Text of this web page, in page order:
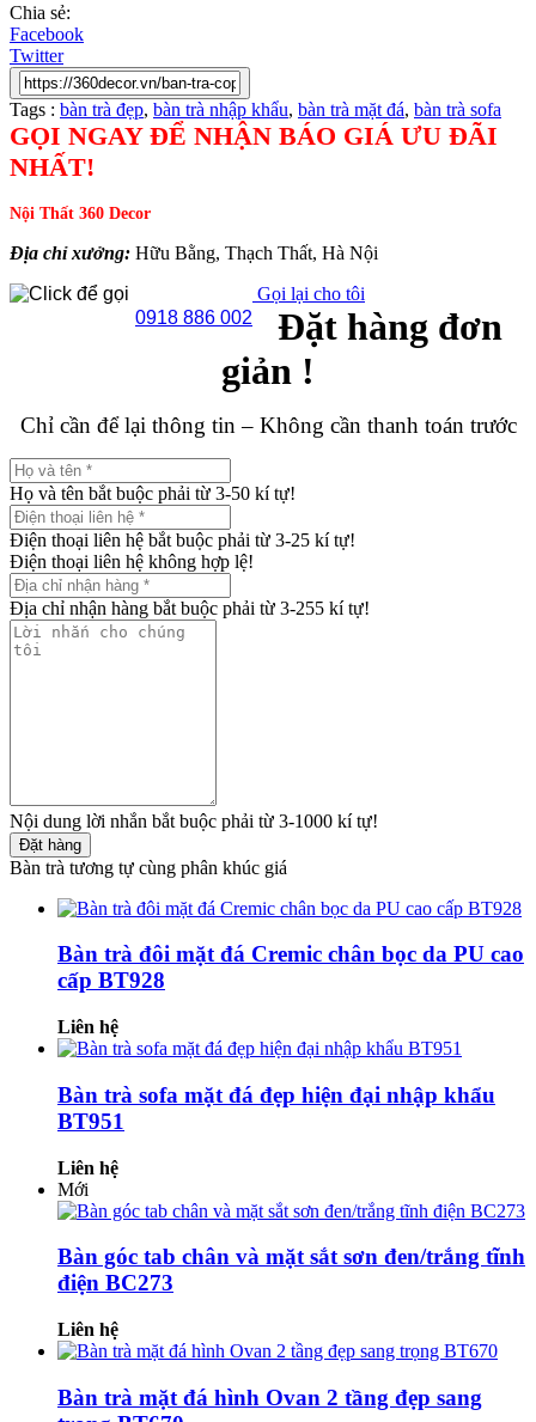
Chia sẻ:
Facebook
Twitter
Tags : bàn trà đẹp, bàn trà nhập khẩu, bàn trà mặt đá, bàn trà sofa
GỌI NGAY ĐỂ NHẬN BÁO GIÁ ƯU ĐÃI
NHẤT!
Nội Thất 360 Decor
Địa chỉ xưởng: Hữu Bằng, Thạch Thất, Hà Nội
0918 886 002
Gọi lại cho tôi
Đặt hàng đơn
giản !
Chỉ cần để lại thông tin – Không cần thanh toán trước
Họ và tên bắt buộc phải từ 3-50 kí tự!
Điện thoại liên hệ bắt buộc phải từ 3-25 kí tự!
Điện thoại liên hệ không hợp lệ!
Địa chỉ nhận hàng bắt buộc phải từ 3-255 kí tự!
Nội dung lời nhắn bắt buộc phải từ 3-1000 kí tự!
Đặt hàng
Bàn trà tương tự cùng phân khúc giá
Bàn trà đôi mặt đá Cremic chân bọc da PU cao
cấp BT928
Liên hệ
Bàn trà sofa mặt đá đẹp hiện đại nhập khẩu
BT951
Liên hệ
Mới
Bàn góc tab chân và mặt sắt sơn đen/trắng tĩnh
điện BC273
Liên hệ
Bàn trà mặt đá hình Ovan 2 tầng đẹp sang